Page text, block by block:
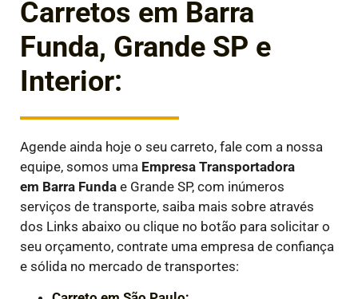
Carretos em Barra
Funda, Grande SP e
Interior:
Agende ainda hoje o seu carreto, fale com a nossa
equipe, somos uma Empresa Transportadora
em Barra Funda e Grande SP, com inúmeros
serviços de transporte, saiba mais sobre através
dos Links abaixo ou clique no botão para solicitar o
seu orçamento, contrate uma empresa de confiança
e sólida no mercado de transportes: